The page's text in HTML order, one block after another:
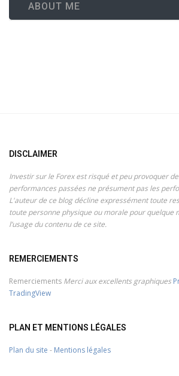
ABOUT ME
DISCLAIMER
Investir sur le Forex est risqué et peu provoquer
performances passées ne présument pas les
L'auteur de ce blog décline expressément toute
toute personne physique ou morale pour quelque
l’usage du contenu de ce site.
REMERCIEMENTS
Remerciements Merci aux excellents graphiques
TradingView
PLAN ET MENTIONS LÉGALES
Plan du site - Mentions légales